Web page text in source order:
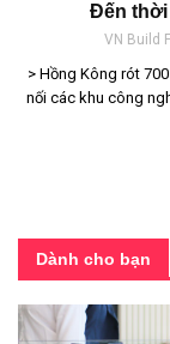
Đến thời
VN Build
> Hồng Kông rót
nối các khu công
Dành cho bạn